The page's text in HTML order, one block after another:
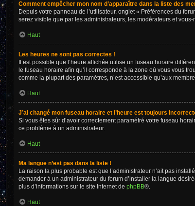
Comment empêcher mon nom d’apparaître dans la liste des
Depuis votre panneau de l’utilisateur, onglet « Préférences du
serez visible que par les administrateurs, les modérateurs et
Haut
Les heures ne sont pas correctes !
Il est possible que l’heure affichée utilise un fuseau horaire
le fuseau horaire afin qu’il corresponde à la zone où vous vous
comme la plupart des paramètres, n’est accessible qu’aux
Haut
J’ai changé mon fuseau horaire et l’heure est toujours
Si vous êtes sûr d’avoir correctement paramétré votre fuseau
ce problème à un administrateur.
Haut
Ma langue n’est pas dans la liste !
La raison la plus probable est que l’administrateur n’ait pas
demander à un administrateur du forum d’installer la langue
plus d’informations sur le site Internet de phpBB®.
Haut